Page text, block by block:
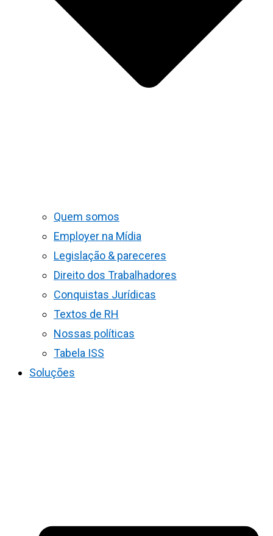
Quem somos
Employer na Mídia
Legislação & pareceres
Direito dos Trabalhadores
Conquistas Jurídicas
Textos de RH
Nossas políticas
Tabela ISS
Soluções